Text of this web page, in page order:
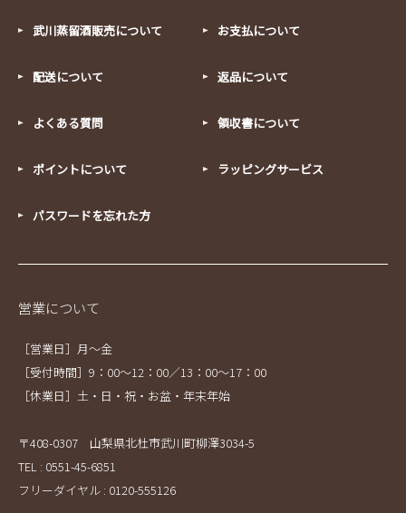
武川蒸留酒販売について お支払について
配送について 返品について
よくある質問 領収書について
ポイントについて ラッピングサービス
パスワードを忘れた方
営業について
［営業日］月～金
［受付時間］9：00～12：00／13：00～17：00
［休業日］土・日・祝・お盆・年末年始
〒408-0307 山梨県北杜市武川町柳澤3034-5
TEL : 0551-45-6851
フリーダイヤル : 0120-555126